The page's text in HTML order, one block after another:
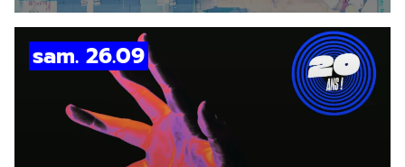
sam. 26.09